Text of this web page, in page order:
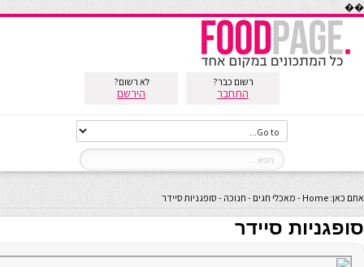
��
רשום כבר?
התחבר
לא רשום?
הירשם
אתם כאן: Home
- מאכלי חגים - חנוכה - סופגניות סיידר
סופגניות סיידר